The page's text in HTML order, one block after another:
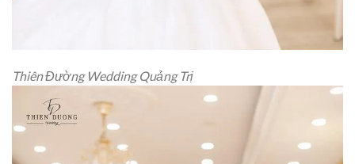
Thiên Đường Wedding Quảng Trị